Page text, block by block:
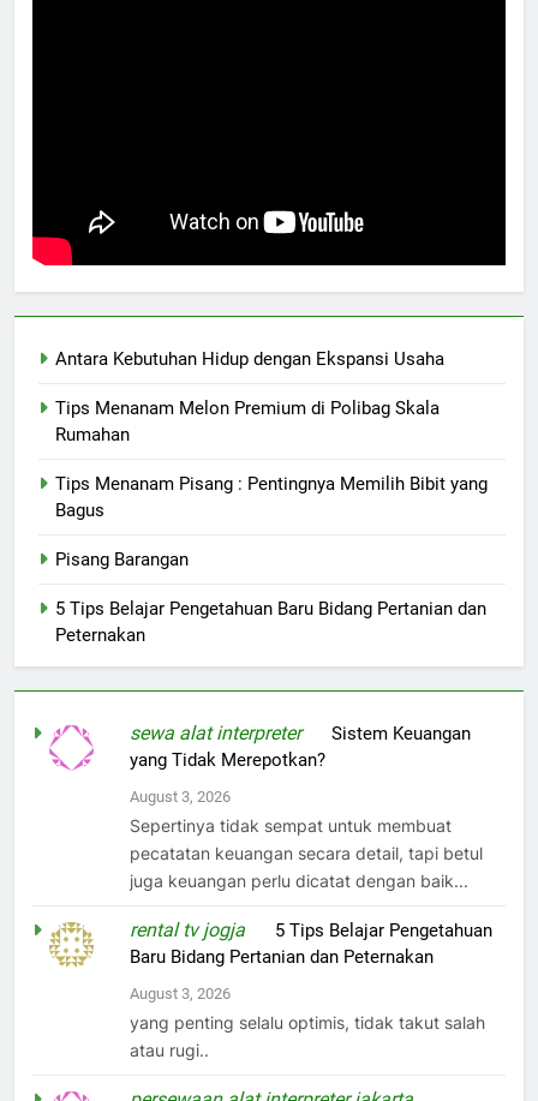
Antara Kebutuhan Hidup dengan Ekspansi Usaha
Tips Menanam Melon Premium di Polibag Skala
Rumahan
Tips Menanam Pisang : Pentingnya Memilih Bibit yang
Bagus
Pisang Barangan
5 Tips Belajar Pengetahuan Baru Bidang Pertanian dan
Peternakan
sewa alat interpreteronSistem Keuangan
yang Tidak Merepotkan?
August 3, 2026
Sepertinya tidak sempat untuk membuat
pecatatan keuangan secara detail, tapi betul
juga keuangan perlu dicatat dengan baik...
rental tv jogja
5 Tips Belajar Pengetahuan
Baru Bidang Pertanian dan Peternakan
August 3, 2026
yang penting selalu optimis, tidak takut salah
atau rugi..